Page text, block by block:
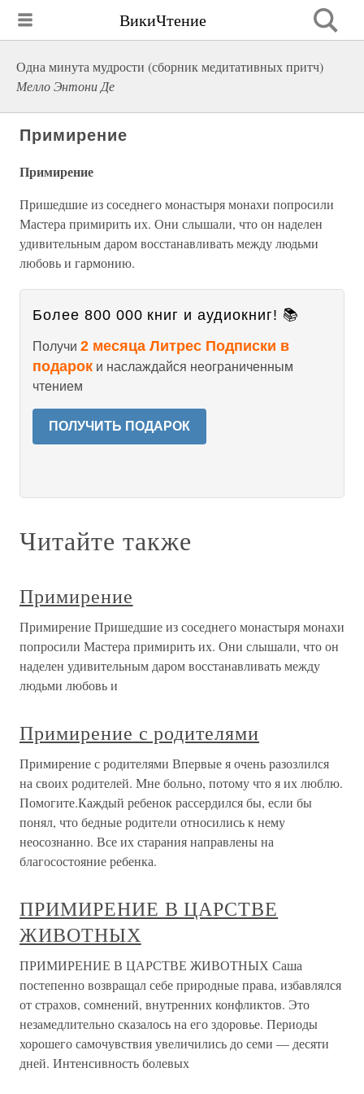
ВикиЧтение
Одна минута мудрости (сборник медитативных притч)
Мелло Энтони Де
Примирение
Примирение
Пришедшие из соседнего монастыря монахи попросили
Мастера примирить их. Они слышали, что он наделен
удивительным даром восстанавливать между людьми
любовь и гармонию.
Более 800 000 книг и аудиокниг! 📚
Получи 2 месяца Литрес Подписки в
подарок и наслаждайся неограниченным
чтением
ПОЛУЧИТЬ ПОДАРОК
Читайте также
Примирение
Примирение Пришедшие из соседнего монастыря монахи
попросили Мастера примирить их. Они слышали, что он
наделен удивительным даром восстанавливать между
людьми любовь и
Примирение с родителями
Примирение с родителями Впервые я очень разозлился
на своих родителей. Мне больно, потому что я их люблю.
Помогите.Каждый ребенок рассердился бы, если бы
понял, что бедные родители относились к нему
неосознанно. Все их старания направлены на
благосостояние ребенка.
ПРИМИРЕНИЕ В ЦАРСТВЕ
ЖИВОТНЫХ
ПРИМИРЕНИЕ В ЦАРСТВЕ ЖИВОТНЫХ Саша
постепенно возвращал себе природные права, избавлялся
от страхов, сомнений, внутренних конфликтов. Это
незамедлительно сказалось на его здоровье. Периоды
хорошего самочувствия увеличились до семи — десяти
дней. Интенсивность болевых